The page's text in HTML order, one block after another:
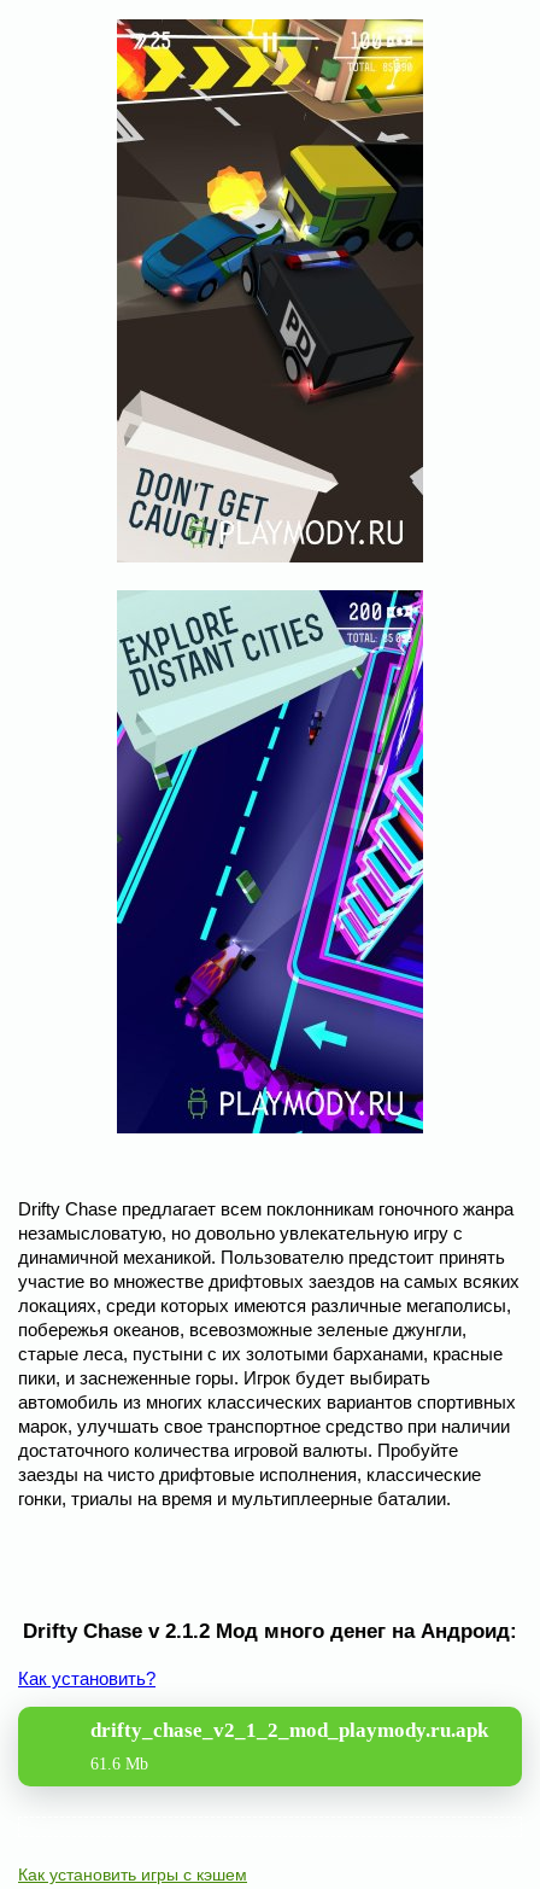
Drifty Chase предлагает всем поклонникам гоночного жанра
незамысловатую, но довольно увлекательную игру с
динамичной механикой. Пользователю предстоит принять
участие во множестве дрифтовых заездов на самых всяких
локациях, среди которых имеются различные мегаполисы,
побережья океанов, всевозможные зеленые джунгли,
старые леса, пустыни с их золотыми барханами, красные
пики, и заснеженные горы. Игрок будет выбирать
автомобиль из многих классических вариантов спортивных
марок, улучшать свое транспортное средство при наличии
достаточного количества игровой валюты. Пробуйте
заезды на чисто дрифтовые исполнения, классические
гонки, триалы на время и мультиплеерные баталии.
Drifty Chase v 2.1.2 Мод много денег на Андроид:
Как установить?
drifty_chase_v2_1_2_mod_playmody.ru.apk
61.6 Mb
Как установить игры с кэшем